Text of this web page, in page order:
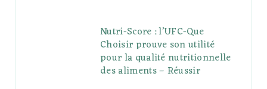
Nutri-Score : l’UFC-Que
Choisir prouve son utilité
pour la qualité nutritionnelle
des aliments – Réussir